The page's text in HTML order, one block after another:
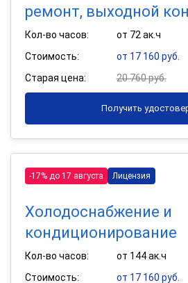
ремонт, выходной
Кол-во часов:
от 72 ак.ч
Стоимость:
от 17 160 руб.
Старая цена:
20 760 руб.
Получить
-17% до 17 августа Лицензия
Холодоснабжение и
кондиционирование
Кол-во часов:
от 144 ак.ч
Стоимость:
от 17 160 руб.